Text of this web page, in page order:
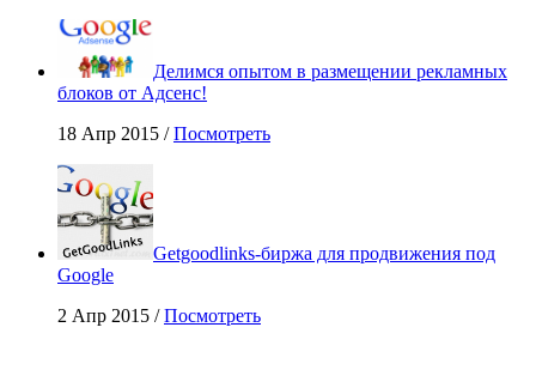
Делимся опытом в размещении рекламных
блоков от Адсенс!
18 Апр 2015 /Посмотреть
Getgoodlinks-биржа для продвижения под
Google
2 Апр 2015 /Посмотреть